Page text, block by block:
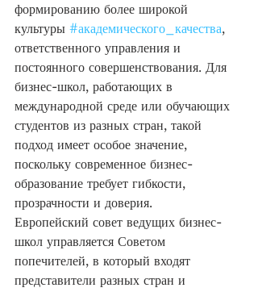
формированию более широкой
культуры #академического_качества,
ответственного управления и
постоянного совершенствования. Для
бизнес-школ, работающих в
международной среде или обучающих
студентов из разных стран, такой
подход имеет особое значение,
поскольку современное бизнес-
образование требует гибкости,
прозрачности и доверия.
Европейский совет ведущих бизнес-
школ управляется Советом
попечителей, в который входят
представители разных стран и